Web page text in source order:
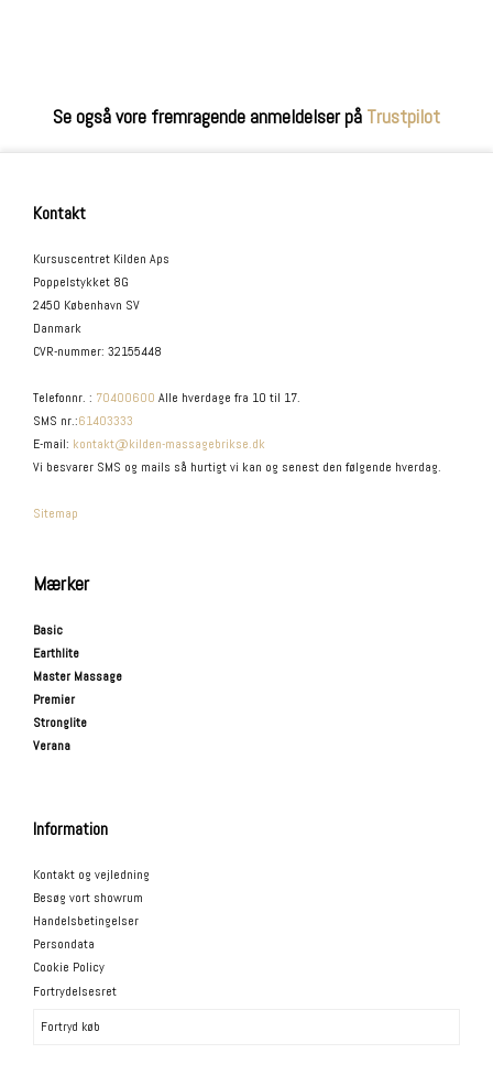
Se også vore fremragende anmeldelser på Trustpilot
Kontakt
Kursuscentret Kilden Aps
Poppelstykket 8G
2450 København SV
Danmark
CVR-nummer: 32155448
Telefonnr. : 70400600 Alle hverdage fra 10 til 17.
SMS nr.:61403333
E-mail: kontakt@kilden-massagebrikse.dk
Vi besvarer SMS og mails så hurtigt vi kan og senest den følgende hverdag.
Sitemap
Mærker
Basic
Earthlite
Master Massage
Premier
Stronglite
Verana
Information
Kontakt og vejledning
Besøg vort showrum
Handelsbetingelser
Persondata
Cookie Policy
Fortrydelsesret
Fortryd køb